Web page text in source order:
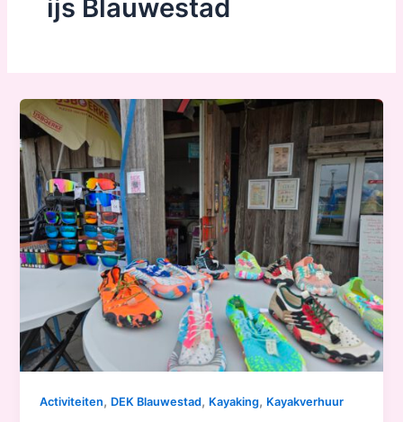
ijs Blauwestad
Activiteiten, DEK Blauwestad, Kayaking, Kayakverhuur